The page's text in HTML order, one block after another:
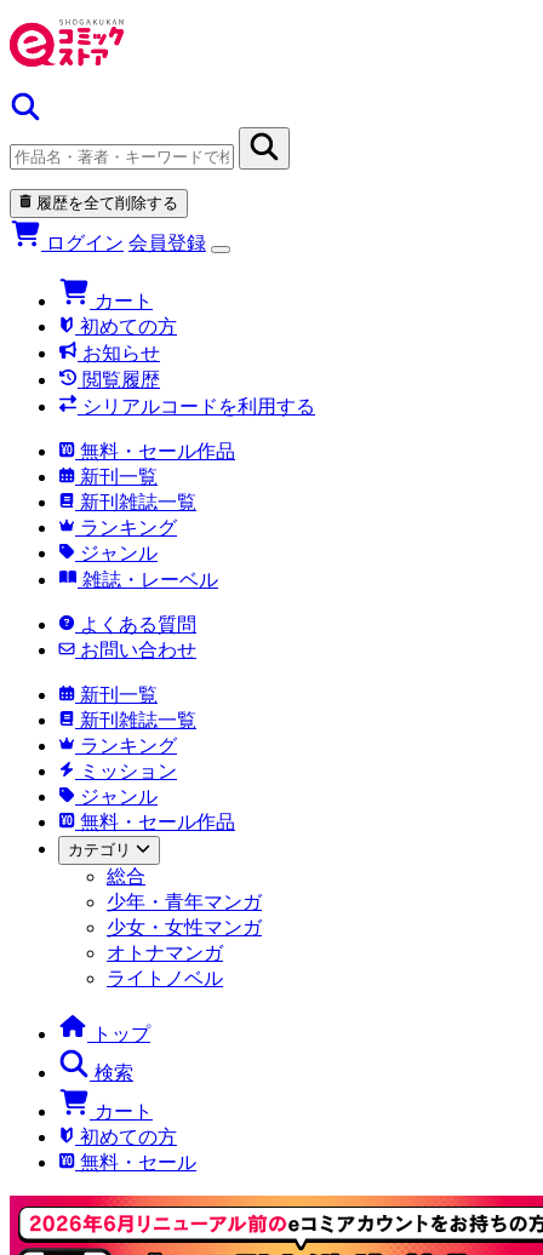
履歴を全て削除する
ログイン 会員登録
カート
初めての方
お知らせ
閲覧履歴
シリアルコードを利用する
無料・セール作品
新刊一覧
新刊雑誌一覧
ランキング
ジャンル
雑誌・レーベル
よくある質問
お問い合わせ
新刊一覧
新刊雑誌一覧
ランキング
ミッション
ジャンル
無料・セール作品
カテゴリ
総合
少年・青年マンガ
少女・女性マンガ
オトナマンガ
ライトノベル
トップ
検索
カート
初めての方
無料・セール